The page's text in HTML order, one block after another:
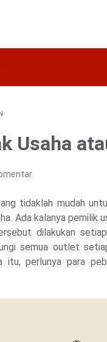
Usaha
tidaklah mudah
Ada kalanya pemilik
dilakukan
semua outlet
itu, perlunya para